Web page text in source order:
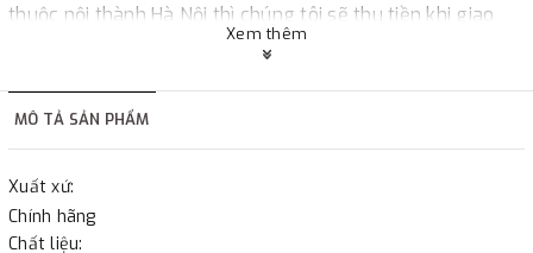
thuộc nội thành Hà Nội thì chúng tôi sẽ thu tiền khi giao
hàng hoặc khách hàng đặt tiền trước một phần giá trị đơn
2. Thanh toán trực tiếp tại :
-Showroom Thanh Hương
phường Cát Linh, quận Đống Đa, Hà Nội.
Xem thêm
MÔ TẢ SẢN PHẨM
Xuất xứ:
Chính hãng
Chất liệu: